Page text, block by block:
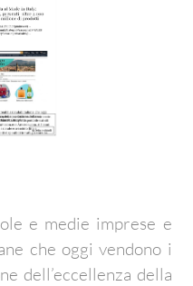
e medie imprese e
che oggi vendono i
dell’eccellenza della